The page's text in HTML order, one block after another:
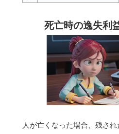
死亡時の逸失利
人が亡くなった場合、残さ